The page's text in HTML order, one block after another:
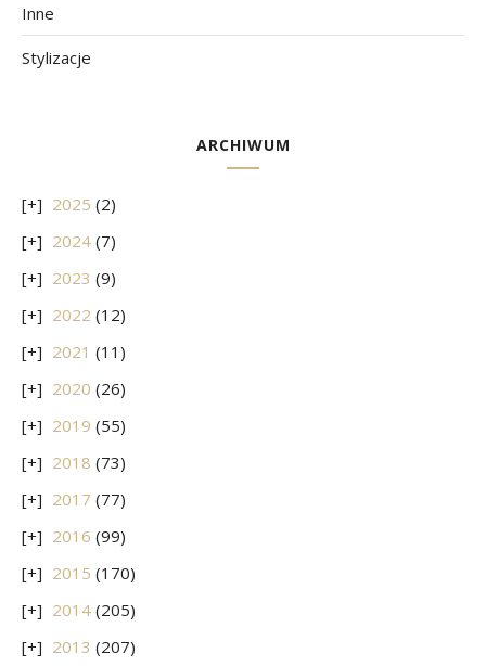
Inne
Stylizacje
ARCHIWUM
2025 (2)
2024 (7)
2023 (9)
2022 (12)
2021 (11)
2020 (26)
2019 (55)
2018 (73)
2017 (77)
2016 (99)
2015 (170)
2014 (205)
2013 (207)